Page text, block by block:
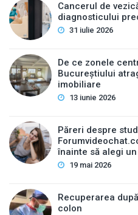
Cancerul de
diagnosticului
31 iulie 2026
De ce zonele
Bucureștiului
imobiliare
13 iunie 2026
Păreri despre
înainte să alegi
19 mai 2026
Recuperarea
colon